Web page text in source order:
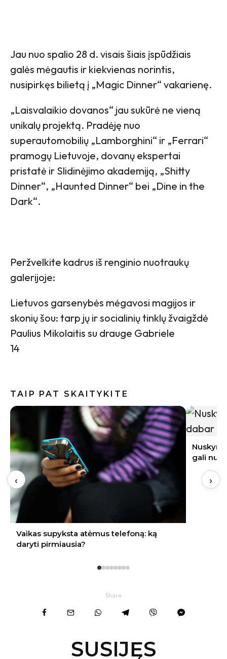
Jau nuo spalio 28 d. visais šiais įspūdžiais
galės mėgautis ir kiekvienas norintis,
nusipirkęs bilietą į „Magic Dinner“ vakarienę.
„Laisvalaikio dovanos“ jau sukūrė ne vieną
unikalų projektą. Pradėję nuo
superautomobilių „Lamborghini“ ir „Ferrari“
pramogų Lietuvoje, dovanų ekspertai
pristatė ir Slidinėjimo akademiją, „Shitty
Dinner“, „Haunted Dinner“ bei „Dine in the
Dark“.
Peržvelkite kadrus iš renginio nuotraukų
galerijoje:
Lietuvos garsenybės mėgavosi magijos ir
skonių šou: tarp jų ir socialinių tinklų žvaigždė
Paulius Mikolaitis su drauge Gabriele
14
TAIP PAT SKAITYKITE
Nuskynėte avietes? Vienas darbas dabar
gali nulemti kitų metų derlių
10
pasijusti
‹ ›
Share
SUSIJĘS